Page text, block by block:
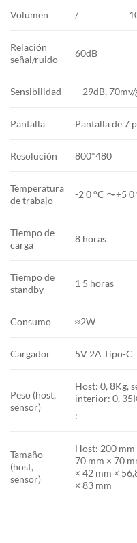
Volumen /
Relación
señal/ruido
60dB
Sensibilidad – 29dB, 70mv/
Pantalla Pantalla de 7
Resolución 800*480
Temperatura
de trabajo
-2 0 °C 〜+5 0
Tiempo de
carga
8 horas
Tiempo de
standby
1 5 horas
Consumo ≈2W
Cargador 5V 2A Tipo-C
Peso (host,
sensor)
Host: 0, 8Kg,
interior: 0,
:
Tamaño
(host,
sensor)
Host: 200
70 mm × 70
× 42 mm ×
× 83 mm